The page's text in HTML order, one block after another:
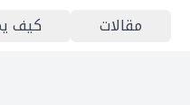
مقالات كيف